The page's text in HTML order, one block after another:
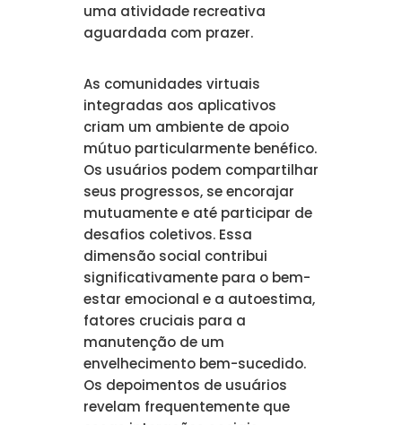
uma atividade recreativa
aguardada com prazer.
As comunidades virtuais
integradas aos aplicativos
criam um ambiente de apoio
mútuo particularmente benéfico.
Os usuários podem compartilhar
seus progressos, se encorajar
mutuamente e até participar de
desafios coletivos. Essa
dimensão social contribui
significativamente para o bem-
estar emocional e a autoestima,
fatores cruciais para a
manutenção de um
envelhecimento bem-sucedido.
Os depoimentos de usuários
revelam frequentemente que